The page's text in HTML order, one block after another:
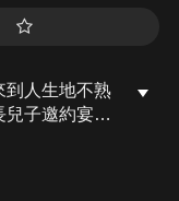
到人生地不熟
子邀約宴請
長敵對的報